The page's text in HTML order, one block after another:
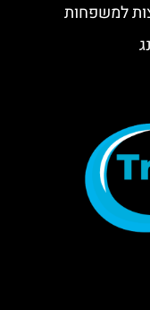
למשפחות